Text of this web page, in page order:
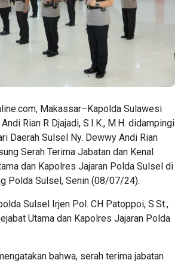
Makassar–Kapolda Sulawesi
Rian R Djajadi, S.I.K., M.H. didampingi
Daerah Sulsel Ny. Dewwy Andi Rian
Serah Terima Jabatan dan Kenal
dan Kapolres Jajaran Polda Sulsel di
Polda Sulsel, Senin (08/07/24).
Sulsel Irjen Pol. CH Patoppoi, S.St.,
Utama dan Kapolres Jajaran Polda
bahwa, serah terima jabatan